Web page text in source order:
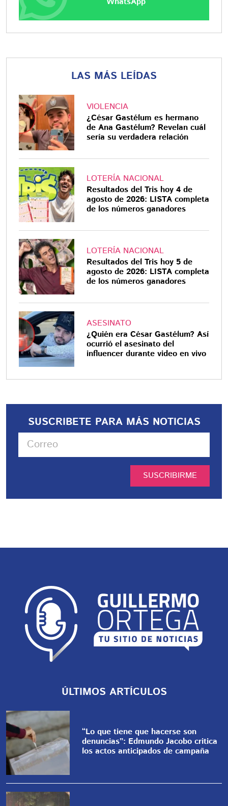
LAS MÁS LEÍDAS
VIOLENCIA
¿César Gastélum es hermano
de Ana Gastélum? Revelan cuál
sería su verdadera relación
LOTERÍA NACIONAL
Resultados del Tris hoy 4 de
agosto de 2026: LISTA completa
de los números ganadores
LOTERÍA NACIONAL
Resultados del Tris hoy 5 de
agosto de 2026: LISTA completa
de los números ganadores
ASESINATO
¿Quién era César Gastélum? Así
ocurrió el asesinato del
influencer durante video en vivo
SUSCRIBETE PARA MÁS NOTICIAS
SUSCRIBIRME
ÚLTIMOS ARTÍCULOS
“Lo que tiene que hacerse son
denuncias”: Edmundo Jacobo critica
los actos anticipados de campaña